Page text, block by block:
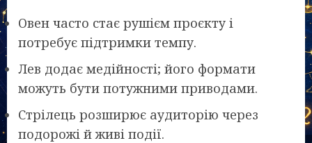
Овен часто стає рушієм проєкту і
потребує підтримки темпу.
Лев додає медійності; його формати
можуть бути потужними приводами.
Стрілець розширює аудиторію через
подорожі й живі події.